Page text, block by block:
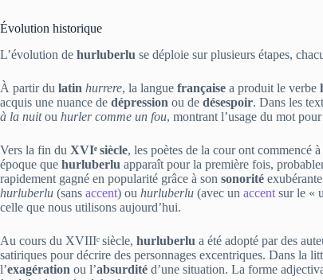
Évolution historique
L’évolution de hurluberlu se déploie sur plusieurs étapes,
À partir du latin hurrere, la langue française a produit le verbe
acquis une nuance de dépression ou de désespoir. Dans les
à la nuitou hurler comme un fou, montrant l’usage du mot
Vers la fin du XVIᵉ siècle, les poètes de la cour ont commencé
époque que hurluberlu apparaît pour la première fois,
rapidement gagné en popularité grâce à son sonorité
hurluberlu (sans accent) ou hurluberlu (avec un accent sur le «
celle que nous utilisons aujourd’hui.
Au cours du XVIIIᵉ siècle, hurluberlu a été adopté par des
satiriques pour décrire des personnages excentriques. Dans la
l’exagération ou l’absurdité d’une situation. La forme